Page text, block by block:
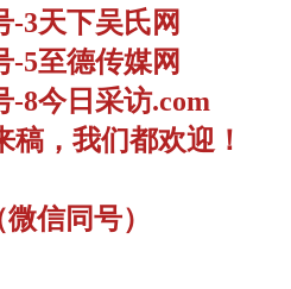
-3天下吴氏网
-5至德传媒网
-8今日采访.com
稿，我们都欢迎！
信同号）